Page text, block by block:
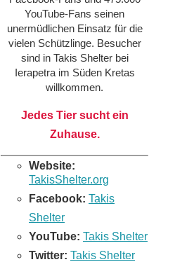
YouTube-Fans seinen
unermüdlichen Einsatz für die
vielen Schützlinge. Besucher
sind in Takis Shelter bei
Ierapetra im Süden Kretas
willkommen.
Jedes Tier sucht ein
Zuhause.
Website:
TakisShelter.org
Facebook: Takis
Shelter
YouTube: Takis Shelter
Twitter: Takis Shelter